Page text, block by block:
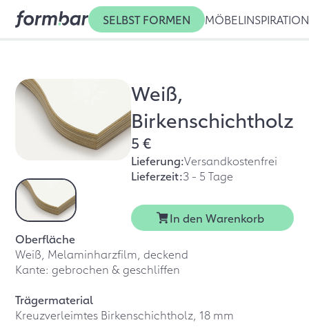
SELBST FORMEN MÖBEL INSPIRATION
Weiß,
Birkenschichtholz
5 €
Lieferung:Versandkostenfrei
Lieferzeit:3 - 5 Tage
In den Warenkorb
Oberfläche
Weiß, Melaminharzfilm, deckend
Kante: gebrochen & geschliffen
Trägermaterial
Kreuzverleimtes Birkenschichtholz, 18 mm